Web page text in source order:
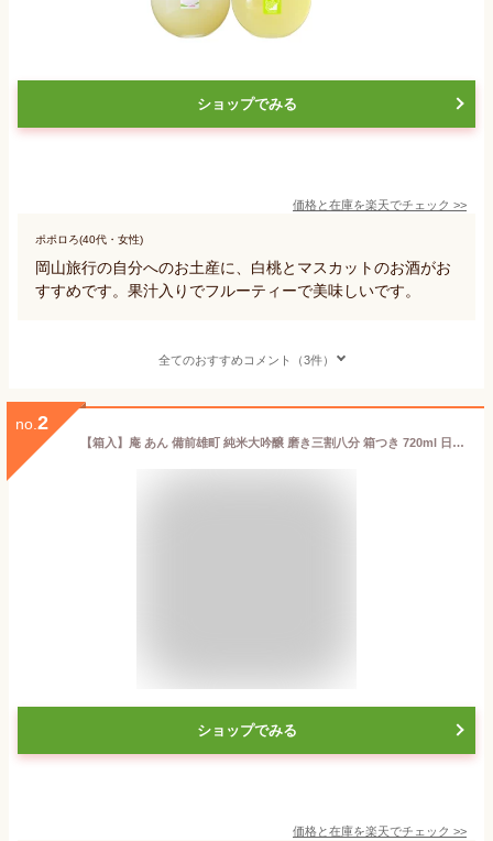
ショップでみる
価格と在庫を楽天でチェック >>
ポポロろ(40代・女性)
岡山旅行の自分へのお土産に、白桃とマスカットのお酒がお
すすめです。果汁入りでフルーティーで美味しいです。
全てのおすすめコメント（3件）
no. 2
【箱入】庵 あん 備前雄町 純米大吟醸 磨き三割八分 箱つき 720ml 日本酒 辛口 芳醇 岡山県 倉敷市 熊屋酒造 岡山県産備前雄町使用 alc15.7% 日本酒度0 酸度1.4 アミノ酸1.0 明利M-310酵母使用 華やかな香り 透明感が高い クリア 骨格 奥行のある旨み
ショップでみる
価格と在庫を楽天でチェック >>